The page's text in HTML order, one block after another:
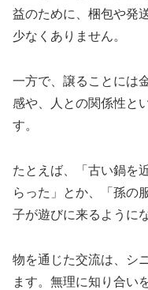
益のために、梱包や発
少なくありません。
一方で、譲ることには
感や、人との関係性と
す。
たとえば、「古い鍋を
らった」とか、「孫の
子が遊びに来るように
物を通じた交流は、シ
ます。無理に知り合い